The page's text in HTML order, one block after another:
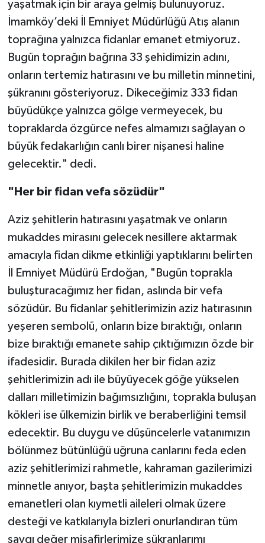
yaşatmak için bir araya gelmiş bulunuyoruz.
İmamköy’deki İl Emniyet Müdürlüğü Atış alanın
toprağına yalnızca fidanlar emanet etmiyoruz.
Bugün toprağın bağrına 33 şehidimizin adını,
onların tertemiz hatırasını ve bu milletin minnetini,
şükranını gösteriyoruz. Dikeceğimiz 333 fidan
büyüdükçe yalnızca gölge vermeyecek, bu
topraklarda özgürce nefes almamızı sağlayan o
büyük fedakarlığın canlı birer nişanesi haline
gelecektir." dedi.
"Her bir fidan vefa sözüdür"
Aziz şehitlerin hatırasını yaşatmak ve onların
mukaddes mirasını gelecek nesillere aktarmak
amacıyla fidan dikme etkinliği yaptıklarını belirten
İl Emniyet Müdürü Erdoğan, "Bugün toprakla
buluşturacağımız her fidan, aslında bir vefa
sözüdür. Bu fidanlar şehitlerimizin aziz hatırasının
yeşeren sembolü, onların bize bıraktığı, onların
bize bıraktığı emanete sahip çıktığımızın özde bir
ifadesidir. Burada dikilen her bir fidan aziz
şehitlerimizin adı ile büyüyecek göğe yükselen
dalları milletimizin bağımsızlığını, toprakla buluşan
kökleri ise ülkemizin birlik ve beraberliğini temsil
edecektir. Bu duygu ve düşüncelerle vatanımızın
bölünmez bütünlüğü uğruna canlarını feda eden
aziz şehitlerimizi rahmetle, kahraman gazilerimizi
minnetle anıyor, başta şehitlerimizin mukaddes
emanetleri olan kıymetli aileleri olmak üzere
desteği ve katkılarıyla bizleri onurlandıran tüm
saygı değer misafirlerimize şükranlarımı